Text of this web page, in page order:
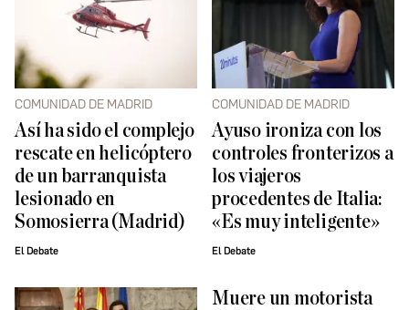
COMUNIDAD DE MADRID
Así ha sido el complejo
rescate en helicóptero
de un barranquista
lesionado en
Somosierra (Madrid)
El Debate
COMUNIDAD DE MADRID
Ayuso ironiza con los
controles fronterizos a
los viajeros
procedentes de Italia:
«Es muy inteligente»
El Debate
Muere un motorista